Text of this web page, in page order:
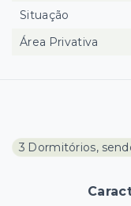
3 Dormitórios,
Situação
Área Privativa